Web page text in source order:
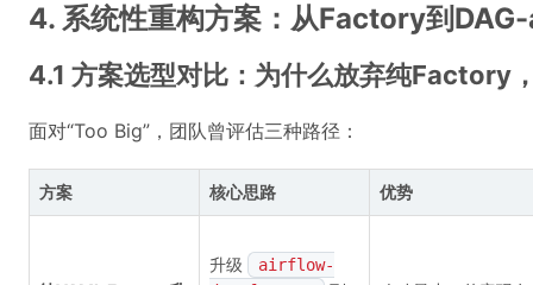
4. 系统性重构方案：从Factory到
4.1 方案选型对比：为什么放弃纯Factory
面对“Too Big”，团队曾评估三种路径：
方案 核心思路 优势
升级
airflow-